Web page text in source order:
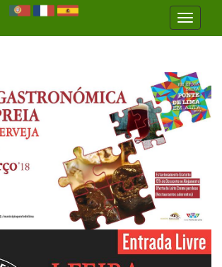
Toggle